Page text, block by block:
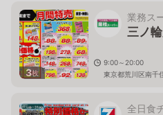
3枚
業務ス
三ノ
9:00～20:00
東京都荒川区南千
全日食